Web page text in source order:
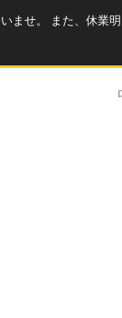
ませ。 また、休業明